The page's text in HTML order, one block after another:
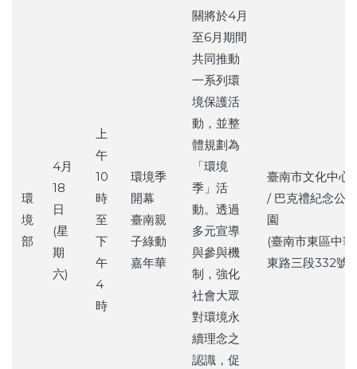
環
境
部
4月
18
日
(星
期
六)
上
午
10
時
至
下
午
4
時
環境季
開幕
臺南親
子綠動
嘉年華
關將於4月
至6月期間
共同推動
一系列環
境保護活
動，並整
體規劃為
「環境
季」活
動。透過
多元宣導
與參與機
制，強化
社會大眾
對環境永
續理念之
認識，促
臺南市文化中心
/ 巴克禮紀念公
園
(臺南市東區中華
東路三段332號)